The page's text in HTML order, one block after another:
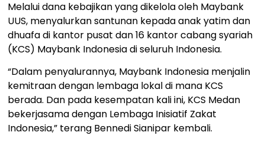
Melalui dana kebajikan yang dikelola oleh Maybank
UUS, menyalurkan santunan kepada anak yatim dan
dhuafa di kantor pusat dan 16 kantor cabang syariah
(KCS) Maybank Indonesia di seluruh Indonesia.
“Dalam penyalurannya, Maybank Indonesia menjalin
kemitraan dengan lembaga lokal di mana KCS
berada. Dan pada kesempatan kali ini, KCS Medan
bekerjasama dengan Lembaga Inisiatif Zakat
Indonesia,” terang Bennedi Sianipar kembali.